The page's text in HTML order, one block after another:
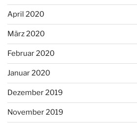
April 2020
März 2020
Februar 2020
Januar 2020
Dezember 2019
November 2019